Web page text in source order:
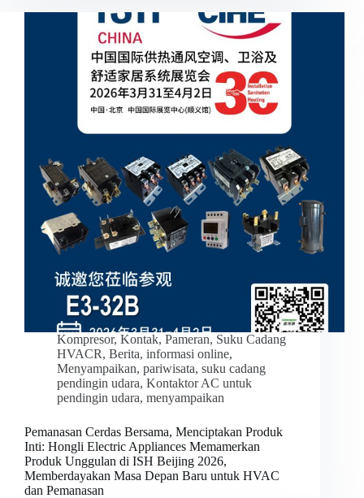
Kompresor, Kontak, Pameran, Suku Cadang
HVACR, Berita, informasi online,
Menyampaikan, pariwisata, suku cadang
pendingin udara, Kontaktor AC untuk
pendingin udara, menyampaikan
Pemanasan Cerdas Bersama, Menciptakan Produk
Inti: Hongli Electric Appliances Memamerkan
Produk Unggulan di ISH Beijing 2026,
Memberdayakan Masa Depan Baru untuk HVAC
dan Pemanasan